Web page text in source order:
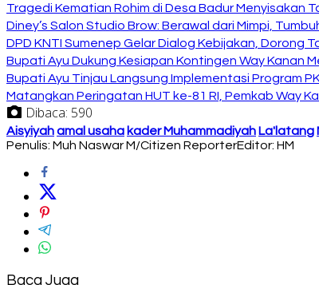
Tragedi Kematian Rohim di Desa Badur Menyisakan
Diney’s Salon Studio Brow: Berawal dari Mimpi,
DPD KNTI Sumenep Gelar Dialog Kebijakan, Dorong
Bupati Ayu Dukung Kesiapan Kontingen Way Kanan
Bupati Ayu Tinjau Langsung Implementasi Program
Matangkan Peringatan HUT ke-81 RI, Pemkab Way
Dibaca: 590
Aisyiyahamal usaha kader Muhammadiyah La'latang
Penulis: Muh Naswar M/Citizen ReporterEditor: HM
Baca Juga